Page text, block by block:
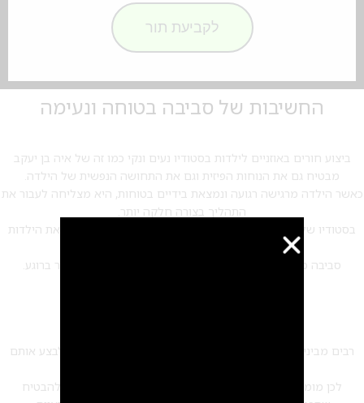
לקביעת תור
החשיבות של סביבה בטוחה ונעימה
ביצוע חורים באוזניים לילדות בסטודיו נעים ונקי כמו זה של איה בן יעקב
מבטיח גם את הנוחות הפיזית וגם את התחושה הנפשית של הילדה.
כאשר הילדה מרגישה רגועה ונמצאת בידיים בטוחות, היא מצליחה לעבור את
התהליך בצורה חלקה יותר.
בסטודיו של איה מקפידים על אווירה נעימה ותומכת, שמזמינה את הילדות
סביבה כזו מסייעת להפיג את הלחץ ומאפשרת לתהליך לעבור ברוגע.
רבים מבינים את החשיבות של חורים באוזניים לילדות ורוצים לבצע אותם
לכן מומלץ לקבוע תור מראש לסטודיו של איה בן יעקב, כדי להבטיח